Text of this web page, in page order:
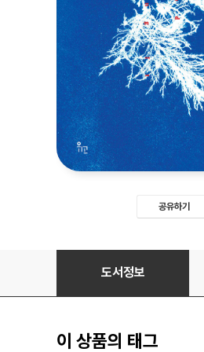
공유하기
농담과 번복도서정보
이 상품의 태그